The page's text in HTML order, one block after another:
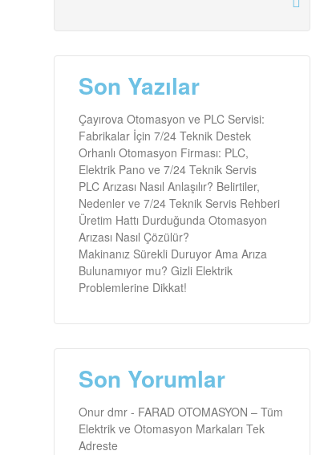
Son Yazılar
Çayırova Otomasyon ve PLC Servisi:
Fabrikalar İçin 7/24 Teknik Destek
Orhanlı Otomasyon Firması: PLC,
Elektrik Pano ve 7/24 Teknik Servis
PLC Arızası Nasıl Anlaşılır? Belirtiler,
Nedenler ve 7/24 Teknik Servis Rehberi
Üretim Hattı Durduğunda Otomasyon
Arızası Nasıl Çözülür?
Makinanız Sürekli Duruyor Ama Arıza
Bulunamıyor mu? Gizli Elektrik
Problemlerine Dikkat!
Son Yorumlar
Onur dmr - FARAD OTOMASYON – Tüm
Elektrik ve Otomasyon Markaları Tek
Adreste